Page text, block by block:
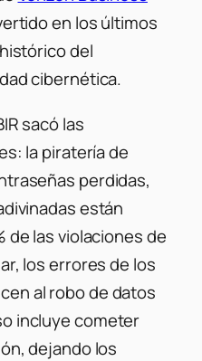
en los últimos
del
cibernética.
sacó las
la piratería de
perdidas,
están
de las violaciones de
los errores de los
al robo de datos
incluye cometer
dejando los